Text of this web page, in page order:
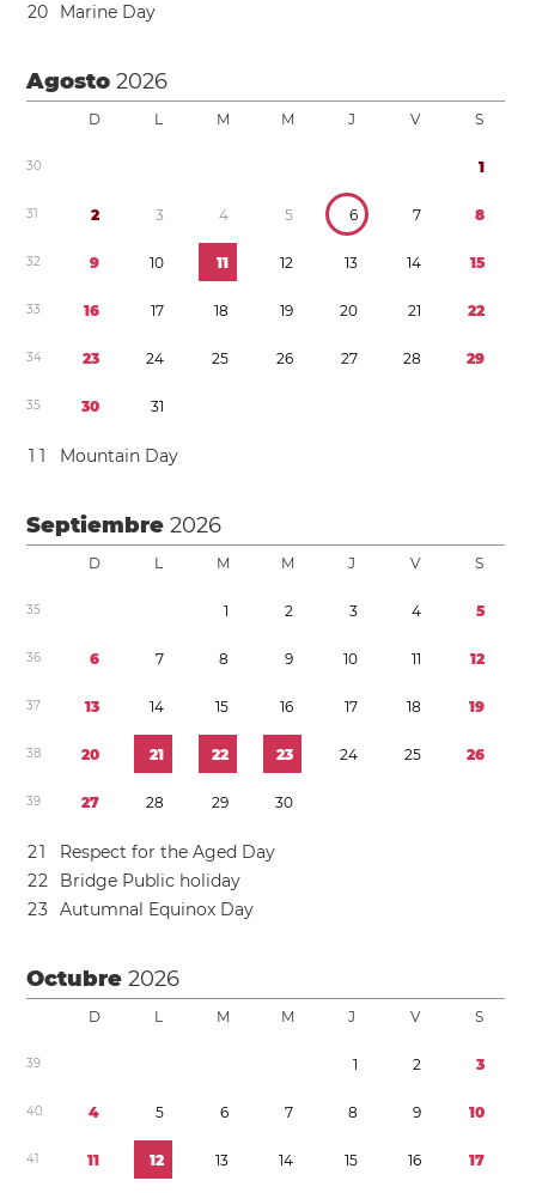
20 Marine Day
Agosto2026
D L M M J V S
30 1
31 2 3 4 5 6 7 8
32 9 10 11 12 13 14 15
33 16 17 18 19 20 21 22
34 23 24 25 26 27 28 29
35 30 31
1 1 Mountain Day
Septiembre2026
D L M M J V S
35 1 2 3 4 5
36 6 7 8 9 10 11 12
37 13 14 15 16 17 18 19
38 20 21 22 23 24 25 26
39 27 28 29 30
21
Respect for the Aged Day
22
Bridge Public holiday
23 Autumnal Equinox Day
Octubre2026
D L M M J V S
39 1 2 3
40 4 5 6 7 8 9 10
41 11 12 13 14 15 16 17